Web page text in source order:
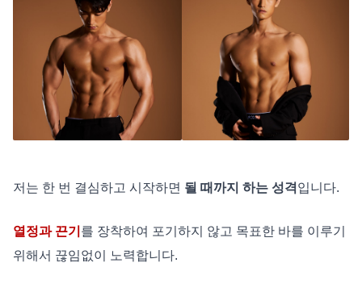
저는 한 번 결심하고 시작하면 될 때까지 하는 성격 입니다.
열정과 끈기 를 장착하여 포기하지 않고 목표한 바를 이루기
위해서 끊임없이 노력합니다.